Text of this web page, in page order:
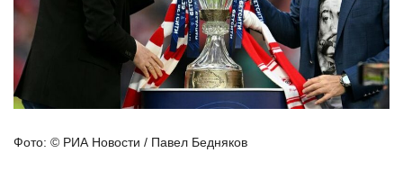
Фото: © РИА Новости / Павел Бедняков